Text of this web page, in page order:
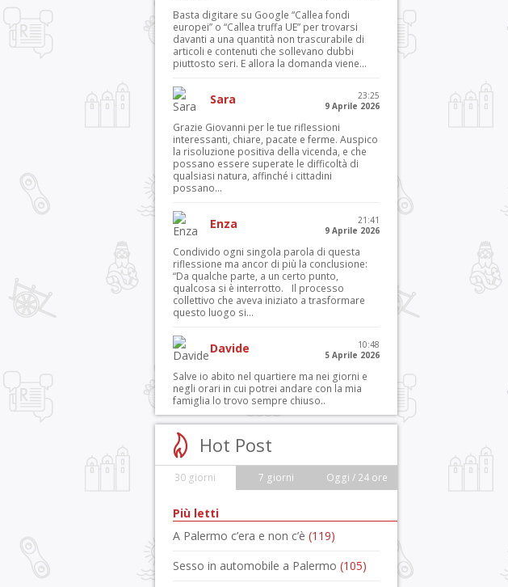
Basta digitare su Google “Callea fondi
europei” o “Callea truffa UE” per trovarsi
davanti a una quantità non trascurabile di
articoli e contenuti che sollevano dubbi
piuttosto seri. E allora la domanda viene...
Sara
23:25
9 Aprile 2026
Grazie Giovanni per le tue riflessioni
interessanti, chiare, pacate e ferme. Auspico
la risoluzione positiva della vicenda, e che
possano essere superate le difficoltà di
qualsiasi natura, affinché i cittadini
possano...
Enza
21:41
9 Aprile 2026
Condivido ogni singola parola di questa
riflessione ma ancor di più la conclusione:
“Da qualche parte, a un certo punto,
qualcosa si è interrotto. Il processo
collettivo che aveva iniziato a trasformare
questo luogo si...
Davide
10:48
5 Aprile 2026
Salve io abito nel quartiere ma nei giorni e
negli orari in cui potrei andare con la mia
famiglia lo trovo sempre chiuso..
Hot Post
30 giorni 7 giorni Oggi / 24 ore
Più letti
A Palermo c’era e non c’è (119)
Sesso in automobile a Palermo (105)